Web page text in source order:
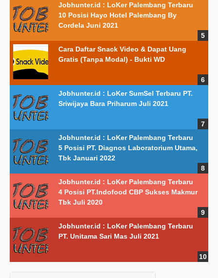
Jobhunter.id : LoKer Palembang Terbaru
10 Posisi Hayo Hotel Palembang By
Cordela Juni 2021
Cara Daftar Snack Video & Dapat Uang
Gratis (Tanpa Modal) - Bukti WD
Jobhunter.id : LoKer SumSel Terbaru PT.
Sriwijaya Bara Priharum Juli 2021
Jobhunter.id : LoKer Palembang Terbaru
5 Posisi PT. Diagnos Laboratorium Utama,
Tbk Januari 2022
Jobhunter.id : LoKer Palembang Terbaru
4 Posisi PT.Indofood CBP Sukses Makmur
Tbk Juli 2020
Jobhunter.id : LoKer Palembang Terbaru
PT. Unitama Sari Mas Juli 2021